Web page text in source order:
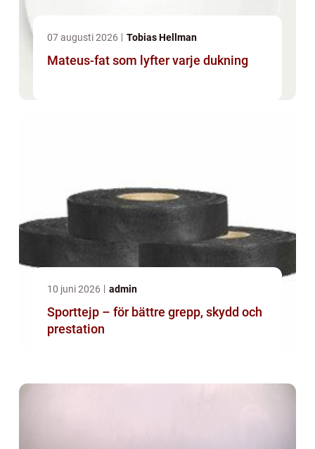
07 augusti 2026 Tobias Hellman
Mateus-fat som lyfter varje dukning
10 juni 2026 admin
Sporttejp – för bättre grepp, skydd och
prestation